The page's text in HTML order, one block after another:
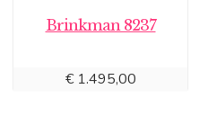
Brinkman 8237
€1.495,00